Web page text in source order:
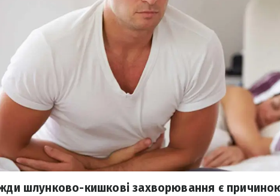
шлунково-кишкові захворювання є